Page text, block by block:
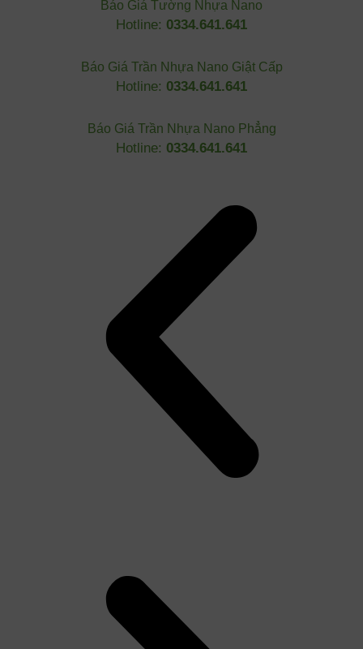
Báo Giá Tường Nhựa Nano
Hotline: 0334.641.641
Báo Giá Trần Nhựa Nano Giật Cấp
Hotline: 0334.641.641
Báo Giá Trần Nhựa Nano Phẳng
Hotline: 0334.641.641